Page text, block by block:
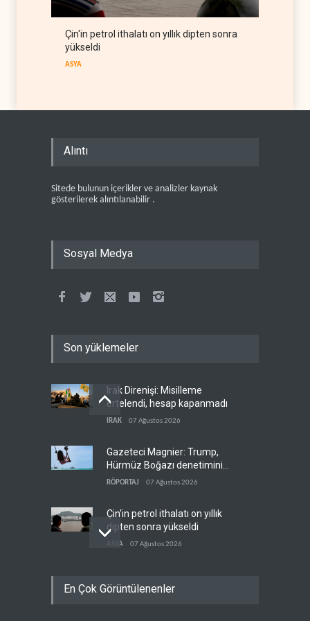
Çin'in petrol ithalatı on yıllık dipten sonra
yükseldi
ASYA
Alıntı
Sitede bulunun içerikler ve analizler kaynak
gösterilerek alıntılanabilir .
Sosyal Medya
Son yüklemeler
Irak Direnişi: Misilleme
ertelendi, hesap kapanmadı
IRAK 07 Ağustos 2026
Gazeteci Magnier: Trump,
Hürmüz Boğazı denetimini
doğrudan İran ve Umman'a
RÖPORTAJ 07 Ağustos 2026
Çin'in petrol ithalatı on yıllık
dipten sonra yükseldi
ASYA 07 Ağustos 2026
sonra petrol üretimini rekor
En Çok Görüntülenenler